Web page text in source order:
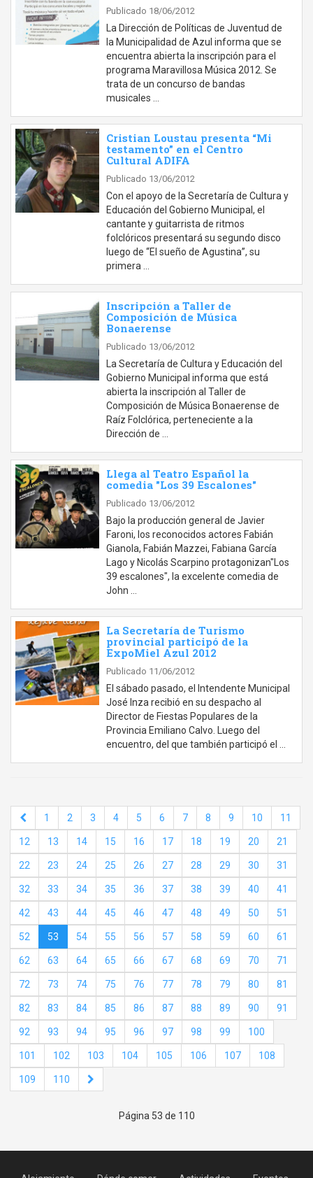
Publicado 18/06/2012
La Dirección de Políticas de Juventud de
la Municipalidad de Azul informa que se
encuentra abierta la inscripción para el
programa Maravillosa Música 2012. Se
trata de un concurso de bandas
musicales …
Cristian Loustau presenta “Mi
testamento” en el Centro
Cultural ADIFA
Publicado 13/06/2012
Con el apoyo de la Secretaría de Cultura y
Educación del Gobierno Municipal, el
cantante y guitarrista de ritmos
folclóricos presentará su segundo disco
luego de “El sueño de Agustina”, su
primera …
Inscripción a Taller de
Composición de Música
Bonaerense
Publicado 13/06/2012
La Secretaría de Cultura y Educación del
Gobierno Municipal informa que está
abierta la inscripción al Taller de
Composición de Música Bonaerense de
Raíz Folclórica, perteneciente a la
Dirección de …
Llega al Teatro Español la
comedia "Los 39 Escalones"
Publicado 13/06/2012
Bajo la producción general de Javier
Faroni, los reconocidos actores Fabián
Gianola, Fabián Mazzei, Fabiana García
Lago y Nicolás Scarpino protagonizan"Los
39 escalones", la excelente comedia de
John …
La Secretaría de Turismo
provincial participó de la
ExpoMiel Azul 2012
Publicado 11/06/2012
El sábado pasado, el Intendente Municipal
José Inza recibió en su despacho al
Director de Fiestas Populares de la
Provincia Emiliano Calvo. Luego del
encuentro, del que también participó el …
1 2 3 4 5 6 7 8 9 10 11
12 13 14 15 16 17 18 19 20 21
22 23 24 25 26 27 28 29 30 31
32 33 34 35 36 37 38 39 40 41
42 43 44 45 46 47 48 49 50 51
52 53 54 55 56 57 58 59 60 61
62 63 64 65 66 67 68 69 70 71
72 73 74 75 76 77 78 79 80 81
82 83 84 85 86 87 88 89 90 91
92 93 94 95 96 97 98 99 100
101 102 103 104 105 106 107 108
109 110
Página 53 de 110